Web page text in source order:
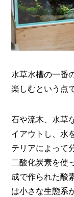
水草水槽の一番
楽しむという点
石や流木、水草
イアウトし、水
テリアによって
二酸化炭素を使
成で作られた酸
は小さな生態系